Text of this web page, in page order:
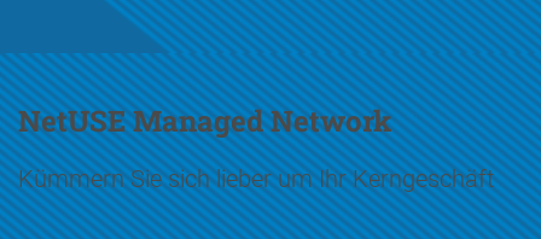
NetUSE Managed Network
Kümmern Sie sich lieber um Ihr Kerngeschäft